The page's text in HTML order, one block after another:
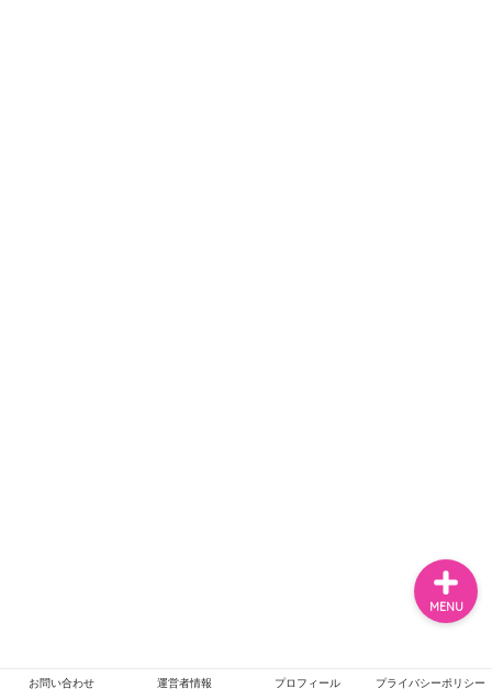
お問い合わせ 運営者情報 プロフィール プライバシーポリシー
MENU